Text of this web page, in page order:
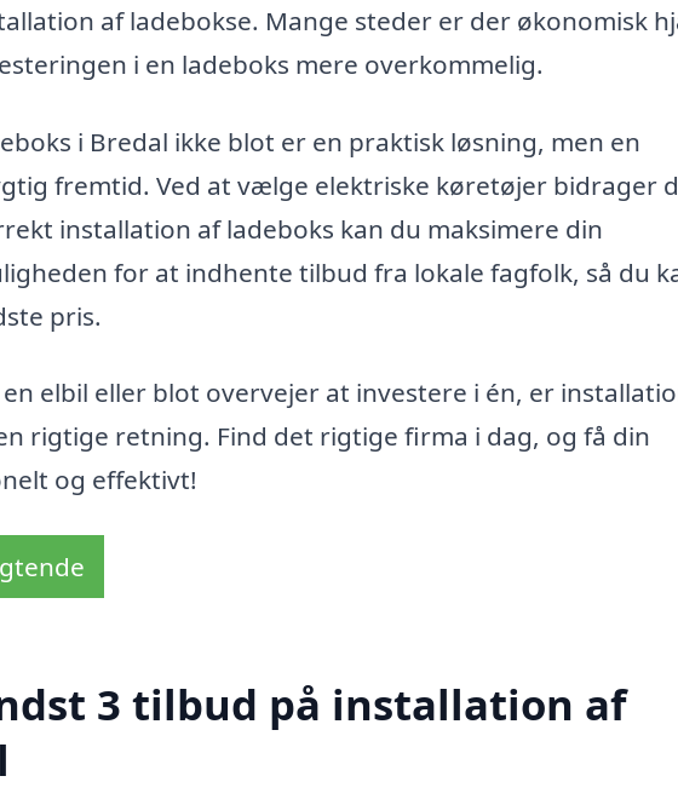
af ladebokse. Mange steder er der økonomisk
i en ladeboks mere overkommelig.
i Bredal ikke blot er en praktisk løsning, men en
fremtid. Ved at vælge elektriske køretøjer bidrager
installation af ladeboks kan du maksimere din
for at indhente tilbud fra lokale fagfolk, så du
pris.
elbil eller blot overvejer at investere i én, er
rigtige retning. Find det rigtige firma i dag, og få din
og effektivt!
3 tilbud på installation af